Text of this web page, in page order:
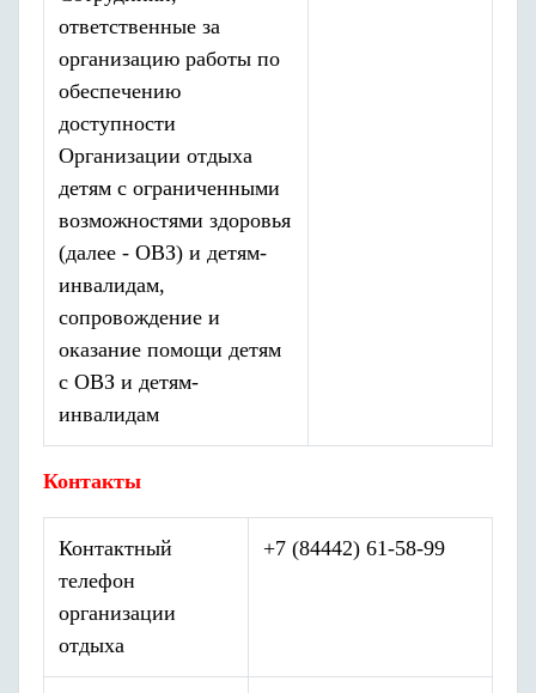
ответственные за
организацию работы по
обеспечению
доступности
Организации отдыха
детям с ограниченными
возможностями здоровья
(далее - ОВЗ) и детям-
инвалидам,
сопровождение и
оказание помощи детям
с ОВЗ и детям-
инвалидам
Контакты
Контактный
телефон
организации
отдыха
+7 (84442) 61-58-99